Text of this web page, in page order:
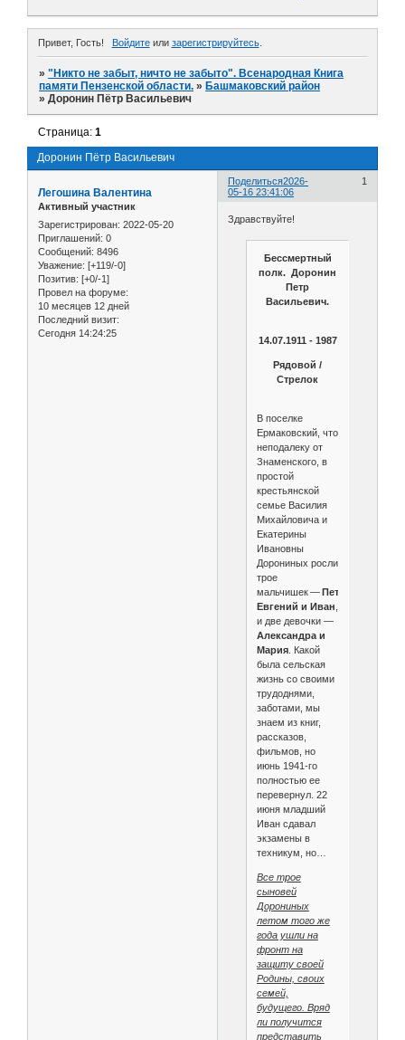
Привет, Гость! Войдитеили зарегистрируйтесь.
»"Никто не забыт, ничто не забыто". Всенародная Книга
памяти Пензенской области. » Башмаковский район
»Доронин Пётр Васильевич
Доронин Пётр Васильевич
Страница:1
Поделиться 1
2026-
05-16 23:41:06
Легошина Валентина
Активный участник
Зарегистрирован: 2022-05-20
Приглашений: 0
Сообщений: 8496
Уважение: [+119/-0]
Позитив: [+0/-1]
Провел на форуме:
10 месяцев 12 дней
Последний визит:
Сегодня 14:24:25
Здравствуйте!
Бессмертный
полк. Доронин
Петр
Васильевич.
14.07.1911 - 1987
Рядовой /
Стрелок
В поселке
Ермаковский, что
неподалеку от
Знаменского, в
простой
крестьянской
семье Василия
Михайловича и
Екатерины
Ивановны
Дорониных росли
трое
мальчишек —Петр,
Евгений и Иван
и две девочки —
Александра и
Мария. Какой
была сельская
жизнь со своими
трудоднями,
заботами, мы
знаем из книг,
рассказов,
фильмов, но
июнь 1941‑го
полностью ее
перевернул. 22
июня младший
Иван сдавал
экзамены в
техникум, но…
Все трое
сыновей
Дорониных
летом того же
года ушли на
фронт на
защиту своей
Родины, своих
семей,
будущего. Вряд
ли получится
представить